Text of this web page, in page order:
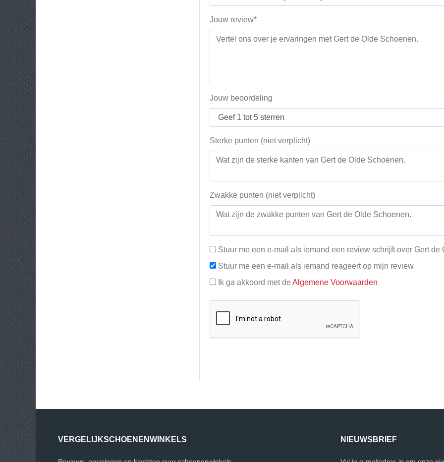
Jouw review*
Jouw beoordeling
Sterke punten (niet verplicht)
Zwakke punten (niet verplicht)
Stuur me een e-mail als iemand een review schrijft over Gert de
Stuur me een e-mail als iemand reageert op mijn review
Ik ga akkoord met de Algemene Voorwaarden
VERGELIJKSCHOENENWINKELS NIEUWSBRIEF